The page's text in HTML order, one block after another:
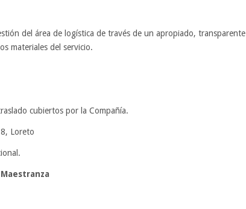
del área de logística de través de un apropiado, transparente
materiales del servicio.
cubiertos por la Compañía.
Loreto